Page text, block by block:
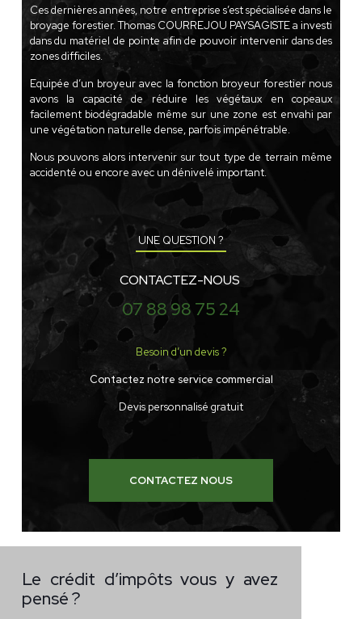
Ces dernières années, notre entreprise s’est spécialisée dans le
broyage forestier. Thomas COURREJOU PAYSAGISTE a investi
dans du matériel de pointe afin de pouvoir intervenir dans des
zones difficiles.
Equipée d’un broyeur avec la fonction broyeur forestier nous
avons la capacité de réduire les végétaux en copeaux
facilement biodégradable même sur une zone est envahi par
une végétation naturelle dense, parfois impénétrable.
Nous pouvons alors intervenir sur tout type de terrain même
accidenté ou encore avec un dénivelé important.
UNE QUESTION ?
CONTACTEZ-NOUS
07 88 98 75 24
Besoin d’un devis ?
Contactez notre service commercial
Devis personnalisé gratuit
CONTACTEZ NOUS
Le crédit d’impôts vous y avez
pensé ?